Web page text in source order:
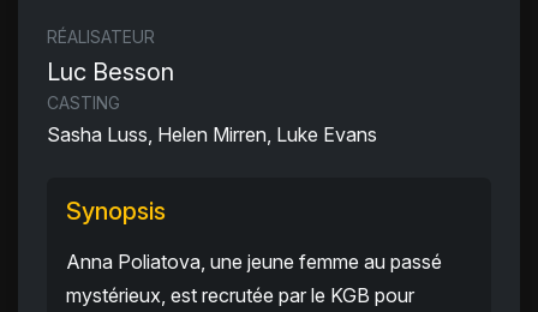
RÉALISATEUR
Luc Besson
CASTING
Sasha Luss, Helen Mirren, Luke Evans
Synopsis
Anna Poliatova, une jeune femme au passé
mystérieux, est recrutée par le KGB pour